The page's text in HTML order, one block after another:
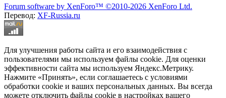
Forum software by XenForo™ ©2010-2026 XenForo Ltd.
Перевод: XF-Russia.ru
Для улучшения работы сайта и его взаимодействия с
пользователями мы используем файлы cookie. Для оценки
эффективности сайта мы используем Яндекс.Метрику.
Нажмите «Принять», если соглашаетесь с условиями
обработки cookie и ваших персональных данных. Вы всегда
можете отключить файлы cookie в настройках вашего